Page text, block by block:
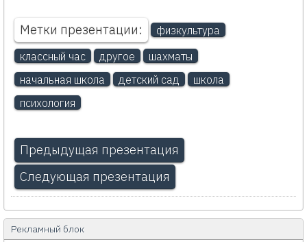
Метки презентации:
физкультура
классный час
другое
шахматы
начальная школа
детский сад
школа
психология
Предыдущая презентация
Следующая презентация
Рекламный блок